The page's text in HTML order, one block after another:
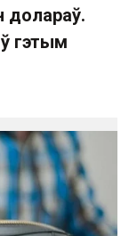
долараў.
гэтым